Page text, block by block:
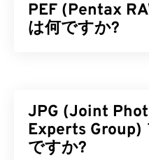
PEF (Pentax
は何ですか?
す。RAW画像を使用す
復元、修正の容易さな
得られることです。
JPG (Joint
Experts Group)
ですか?